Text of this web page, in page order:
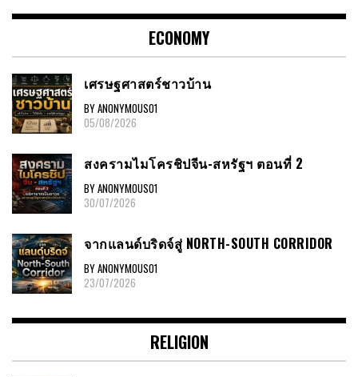
ECONOMY
เศรษฐศาสตร์ชาวบ้าน
BY ANONYMOUS01
05/08/2026
สงครามไมโครชิปจีน-สหรัฐฯ ตอนที่ 2
BY ANONYMOUS01
30/07/2026
จากแลนด์บริดจ์สู่ NORTH-SOUTH CORRIDOR
BY ANONYMOUS01
23/07/2026
RELIGION